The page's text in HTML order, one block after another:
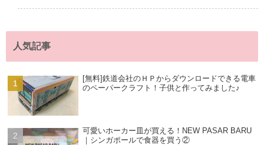
人気記事
[無料]鉄道会社のＨＰからダウンロードできる電車
のペーパークラフト！子供と作ってみました♪
可愛いホーカー皿が買える！NEW PASAR BARU
｜シンガポールで食器を買う②